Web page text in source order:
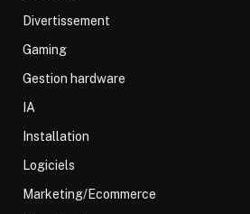
Divertissement
Gaming
Gestion hardware
IA
Installation
Logiciels
Marketing/Ecommerce